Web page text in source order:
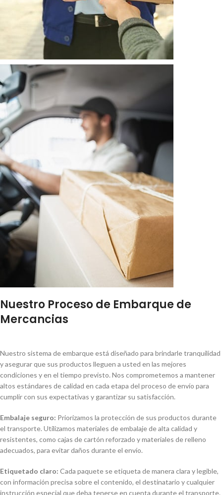
Nuestro Proceso de Embarque de
Mercancias
Nuestro sistema de embarque está diseñado para brindarle tranquilidad
y asegurar que sus productos lleguen a usted en las mejores
condiciones y en el tiempo previsto. Nos comprometemos a mantener
altos estándares de calidad en cada etapa del proceso de envío para
cumplir con sus expectativas y garantizar su satisfacción.
Embalaje seguro: Priorizamos la protección de sus productos durante
el transporte. Utilizamos materiales de embalaje de alta calidad y
resistentes, como cajas de cartón reforzado y materiales de relleno
adecuados, para evitar daños durante el envío.
Etiquetado claro: Cada paquete se etiqueta de manera clara y legible,
con información precisa sobre el contenido, el destinatario y cualquier
instrucción especial que deba tenerse en cuenta durante el transporte.